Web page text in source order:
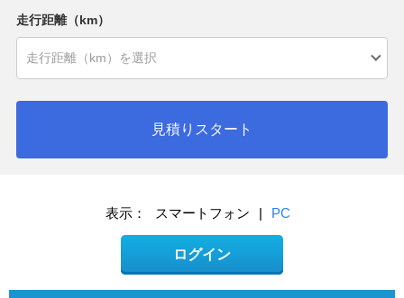
走行距離（km）
見積りスタート
表示： スマートフォン | PC
ログイン